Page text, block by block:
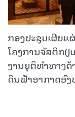
ກອງປະຊຸມເຜີຍແ
ໂຄງການຈັສຕິກ
ງານຍຸຕິທໍາທາງດ້
ດິນຟ້າອາກາດອົງ